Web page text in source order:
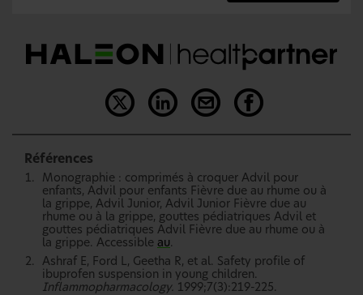
Références
Monographie : comprimés à croquer Advil pour
enfants, Advil pour enfants Fièvre due au rhume ou à
la grippe, Advil Junior, Advil Junior Fièvre due au
rhume ou à la grippe, gouttes pédiatriques Advil et
gouttes pédiatriques Advil Fièvre due au rhume ou à
la grippe. Accessible au.
Ashraf E, Ford L, Geetha R, et al. Safety profile of
ibuprofen suspension in young children.
Inflammopharmacology. 1999;7(3):219-225.